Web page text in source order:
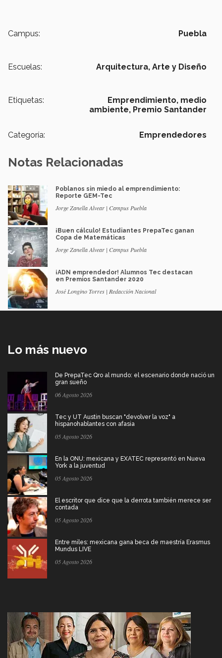
Campus: Puebla
Escuelas: Arquitectura, Arte y Diseño
Etiquetas: Emprendimiento, medio
ambiente, Premio Santander
Categoría: Emprendedores
Notas Relacionadas
Poblanos sin miedo al emprendimiento:
Reporte GEM-Tec
Jorge Zanella Alvear | Campus Puebla
¡Buen cálculo! Estudiantes PrepaTec ganan
Copa de Matemáticas
Jorge Zanella Alvear | Campus Puebla
¡ADN emprendedor! Alumnos Tec destacan
en Premios Santander 2020
José Longino Torres | Redacción Nacional
Lo más nuevo
De PrepaTec Qro al mundo: el escenario donde nació un
gran sueño
06 Agosto 2026
Tec y UT Austin buscan "devolver la voz" a
hispanohablantes con afasia
05 Agosto 2026
En la ONU: mexicana y EXATEC representó en Nueva
York a la juventud
05 Agosto 2026
El escritor que dice que la derrota también merece ser
contada
05 Agosto 2026
Entre miles: mexicana gana beca de maestría Erasmus
Mundus LIVE
05 Agosto 2026